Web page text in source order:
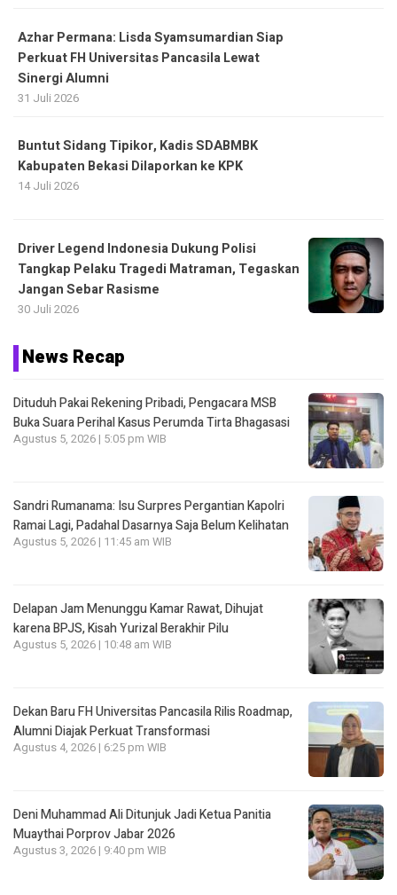
Azhar Permana: Lisda Syamsumardian Siap
Perkuat FH Universitas Pancasila Lewat
Sinergi Alumni
31 Juli 2026
Buntut Sidang Tipikor, Kadis SDABMBK
Kabupaten Bekasi Dilaporkan ke KPK
14 Juli 2026
Driver Legend Indonesia Dukung Polisi
Tangkap Pelaku Tragedi Matraman, Tegaskan
Jangan Sebar Rasisme
30 Juli 2026
News Recap
Dituduh Pakai Rekening Pribadi, Pengacara MSB
Buka Suara Perihal Kasus Perumda Tirta Bhagasasi
Agustus 5, 2026 | 5:05 pm WIB
Sandri Rumanama: Isu Surpres Pergantian Kapolri
Ramai Lagi, Padahal Dasarnya Saja Belum Kelihatan
Agustus 5, 2026 | 11:45 am WIB
Delapan Jam Menunggu Kamar Rawat, Dihujat
karena BPJS, Kisah Yurizal Berakhir Pilu
Agustus 5, 2026 | 10:48 am WIB
Dekan Baru FH Universitas Pancasila Rilis Roadmap,
Alumni Diajak Perkuat Transformasi
Agustus 4, 2026 | 6:25 pm WIB
Deni Muhammad Ali Ditunjuk Jadi Ketua Panitia
Muaythai Porprov Jabar 2026
Agustus 3, 2026 | 9:40 pm WIB